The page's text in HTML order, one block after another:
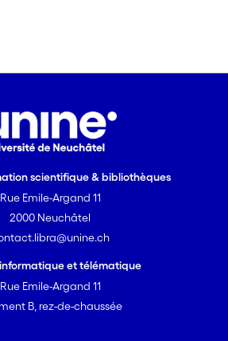
scientifique & bibliothèques
Rue Emile-Argand 11
2000 Neuchâtel
et télématique
Rue Emile-Argand 11
B, rez-de-chaussée